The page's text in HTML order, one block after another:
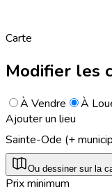
Carte
Modifier les
À Vendre
À
Ajouter un lieu
Sainte-Ode (+
Ou dessiner sur la
Prix minimum